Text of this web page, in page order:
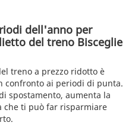
dell'anno per
del treno Bisceglie
treno a prezzo ridotto è
confronto ai periodi di punta.
spostamento, aumenta la
che ti può far risparmiare